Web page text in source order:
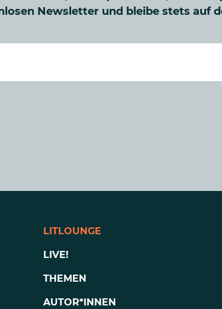
Newsletter und bleibe stets auf
LITLOUNGE
LIVE!
THEMEN
AUTOR*INNEN